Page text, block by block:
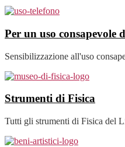
Per un uso consapevole
Sensibilizzazione all'uso
Strumenti di Fisica
Tutti gli strumenti di Fisica del